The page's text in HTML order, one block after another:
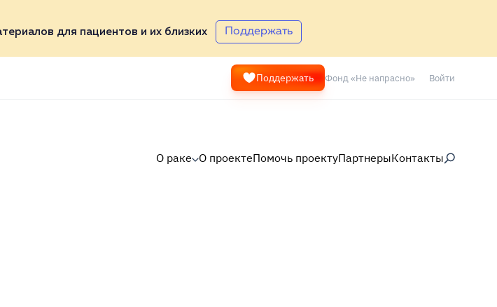
для пациентов и их близких Поддержать
Поддержать Фонд «Не напрасно» Войти
О раке О проектеПомочь проектуПартнерыКонтакты